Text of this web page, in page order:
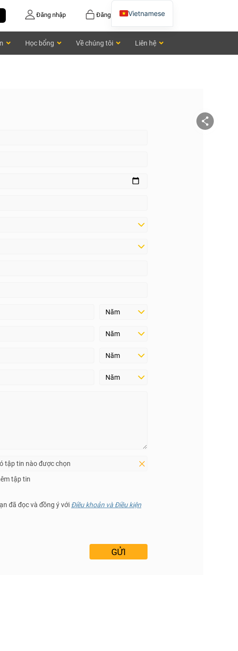
Đăng ký
Đăng nhập
Học bổng Về chúng tôi Liên hệ
tập tin nào được chọn
tập tin
đã đọc và đồng ý với Điều khoản và Điều kiện
Vietnamese
Chinese